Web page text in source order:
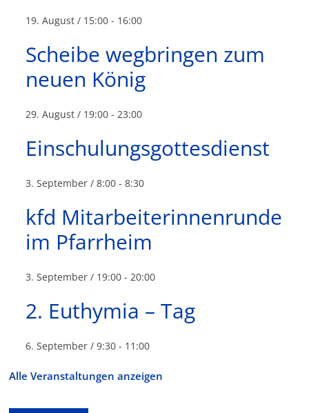
19. August / 15:00 - 16:00
Scheibe wegbringen zum
neuen König
29. August / 19:00 - 23:00
Einschulungsgottesdienst
3. September / 8:00 -8:30
kfd Mitarbeiterinnenrunde
im Pfarrheim
3. September / 19:00 - 20:00
2. Euthymia – Tag
6. September / 9:30 - 11:00
Alle Veranstaltungen anzeigen